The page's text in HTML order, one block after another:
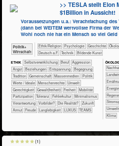
>> TESLA stellt Elon
$1Billion in Aussicht!
Voraussetzungen u.a.: Verachtfachung des
(dann bei WEITEM wertvollste Firma der
Wohl noch nie hat ein Mensch so viel Geld
​​​​​​​​​Politik+​
Wirtschaft
​​​​​​​​​​Ethik/​Religion ​​​​​​​​​​Psychologie ​​​​​​​​Geschichte
​​​Deutsch a.F.
​Technik
Bildende Kunst
ETHIK ​​​​​​​​​​​​​​​​​​​​​​​​​​​​​​​​​​​​​​​​Selbst­verwirklichung ​​​​​​​​​​​​​​​Beruf
​​​​​​​​​​​​​Aggression
​​​​​​​​​​​​​Angst
​​​​​​​​​​​​​Beziehungen ​​​​​​​​​​​​​Entspannung
​​​​​​​​​​​​Begegnung
​​​​​​​​​​​Tradition
​​​​​​​​​​Gemeinschaft ​​​​​​​​​Massenmedien
​​​​​​​​​Politik
​​​​​​​​Werte / Ideale
​​​​​​​Menschenrechte
​​​​​Umwelt
​​​​Gerechtigkeit
​​​​Gewalt(freiheit) ​​​Freiheit
​​​Mobilität
​​​Partizipation
​​​Toleranz ​​Fehlerkultur
​​Minimalismus
​​Verantwortung
​​Vorbilder? ​Die Realität?
​Zukunft
Armut
Freude Langlebigkeit LUXUS TEAMS
Klima
(1)